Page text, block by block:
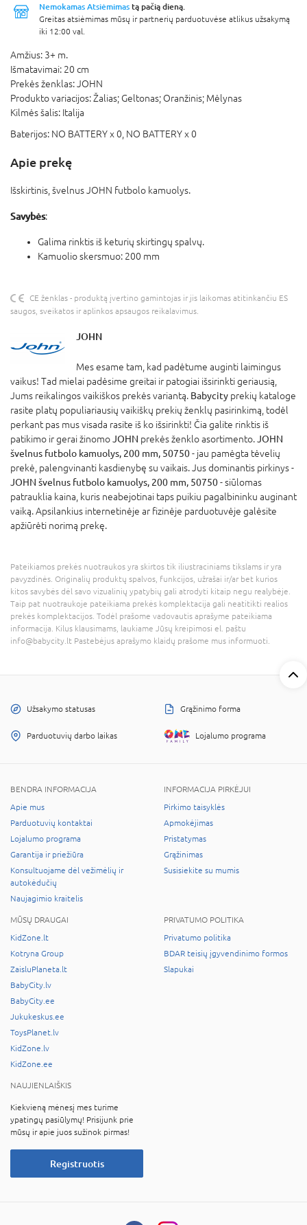
Nemokamas Atsiėmimas tą pačią dieną.
Greitas atsiėmimas mūsų ir partnerių parduotuvėse atlikus užsakymą
iki 12:00 val.
Amžius: 3+ m.
Išmatavimai: 20 cm
Prekės ženklas:JOHN
Produkto variacijos:Žalias; Geltonas; Oranžinis; Mėlynas
Kilmės šalis: Italija
Baterijos: NO BATTERY x 0, NO BATTERY x 0
Apie prekę
Išskirtinis, švelnus JOHN futbolo kamuolys.
Savybės:
Galima rinktis iš keturių skirtingų spalvų.
Kamuolio skersmuo: 200 mm
CE ženklas - produktą įvertino gamintojas ir jis laikomas atitinkančiu ES
saugos, sveikatos ir aplinkos apsaugos reikalavimus.
JOHN
Mes esame tam, kad padėtume auginti laimingus
vaikus! Tad mielai padėsime greitai ir patogiai išsirinkti geriausią,
Jums reikalingos vaikiškos prekės variantą. Babycity prekių kataloge
rasite platų populiariausių vaikiškų prekių ženklų pasirinkimą, todėl
perkant pas mus visada rasite iš ko išsirinkti! Čia galite rinktis iš
patikimo ir gerai žinomoJOHN prekės ženklo asortimento.JOHN
švelnus futbolo kamuolys, 200 mm, 50750- jau pamėgta tėvelių
prekė, palengvinanti kasdienybę su vaikais. Jus dominantis pirkinys -
JOHN švelnus futbolo kamuolys, 200 mm, 50750- siūlomas
patrauklia kaina, kuris neabejotinai taps puikiu pagalbininku auginant
vaiką. Apsilankius internetinėje ar fizinėje parduotuvėje galėsite
apžiūrėti norimą prekę.
Pateikiamos prekės nuotraukos yra skirtos tik iliustraciniams tikslams ir yra
pavyzdinės. Originalių produktų spalvos, funkcijos, užrašai ir/ar bet kurios
kitos savybės dėl savo vizualinių ypatybių gali atrodyti kitaip negu realybėje.
Taip pat nuotraukoje pateikiama prekės komplektacija gali neatitikti realios
prekės komplektacijos. Todėl prašome vadovautis aprašyme pateikiama
informacija. Kilus klausimams, laukiame Jūsų kreipimosi el. paštu
info@babycity.lt Pastebėjus aprašymo klaidų prašome mus informuoti.
Užsakymo statusas Grąžinimo forma
Parduotuvių darbo laikas Lojalumo programa
BENDRA INFORMACIJA
Apie mus
Parduotuvių kontaktai
Lojalumo programa
Garantija ir priežiūra
Konsultuojame dėl vežimėlių ir
autokėdučių
Naujagimio kraitelis
INFORMACIJA PIRKĖJUI
Pirkimo taisyklės
Apmokėjimas
Pristatymas
Grąžinimas
Susisiekite su mumis
MŪSŲ DRAUGAI
KidZone.lt
Kotryna Group
ZaisluPlaneta.lt
BabyCity.lv
BabyCity.ee
Jukukeskus.ee
ToysPlanet.lv
KidZone.lv
KidZone.ee
PRIVATUMO POLITIKA
Privatumo politika
BDAR teisių įgyvendinimo formos
Slapukai
NAUJIENLAIŠKIS
Kiekvieną mėnesį mes turime
ypatingų pasiūlymų! Prisijunk prie
mūsų ir apie juos sužinok pirmas!
Registruotis